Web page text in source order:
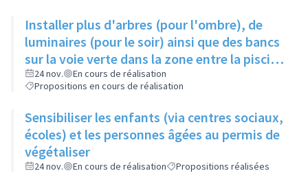
Installer plus d'arbres (pour l'ombre), de
luminaires (pour le soir) ainsi que des bancs
sur la voie verte dans la zone entre la piscine
et la rue de l'Industrie
24 nov.
En cours de réalisation
Propositions en cours de réalisation
Sensibiliser les enfants (via centres sociaux,
écoles) et les personnes âgées au permis de
végétaliser
24 nov. En cours de réalisation Propositions réalisées